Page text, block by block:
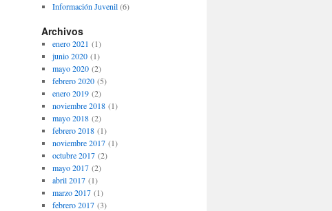
Información Juvenil(6)
Archivos
enero 2021 (1)
junio 2020(1)
mayo 2020(2)
febrero 2020(5)
enero 2019(2)
noviembre 2018(1)
mayo 2018(2)
febrero 2018(1)
noviembre 2017(1)
octubre 2017(2)
mayo 2017(2)
abril 2017(1)
marzo 2017(1)
febrero 2017(3)